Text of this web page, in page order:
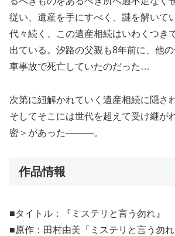
従い、遺産を手にすべく、謎を解いて
代々続く、この遺産相続はいわくつき
出ている。汐路の父親も8年前に、他
車事故で死亡していたのだった…
次第に紐解かれていく遺産相続に隠さ
そしてそこには世代を超えて受け継が
密＞があった―――。
作品情報
■タイトル：『ミステリと言う勿れ』
■原作：田村由美「ミステリと言う勿